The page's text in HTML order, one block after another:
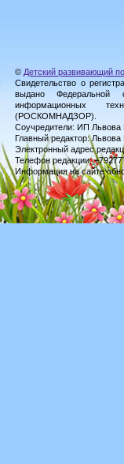
© Детский развивающий
Свидетельство о
выдано
информационных
(РОСКОМНАДЗОР).
Соучредители: ИП Львова
Главный редактор:
Электронный адрес
Телефон редакции:
Информация на сайте